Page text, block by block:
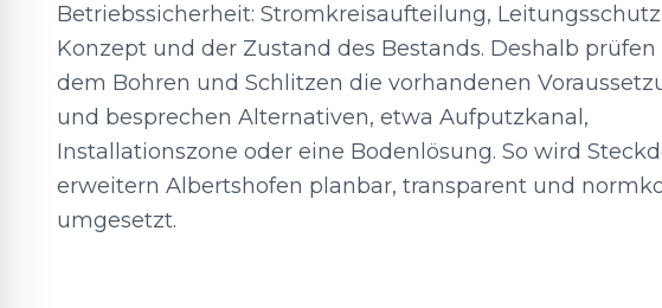
Betriebssicherheit: Stromkreisaufteilung,
Konzept und der Zustand des Bestands. Deshalb
dem Bohren und Schlitzen die vorhandenen
und besprechen Alternativen, etwa Aufputzkanal,
Installationszone oder eine Bodenlösung. So wird
erweitern Albertshofen planbar, transparent und
umgesetzt.